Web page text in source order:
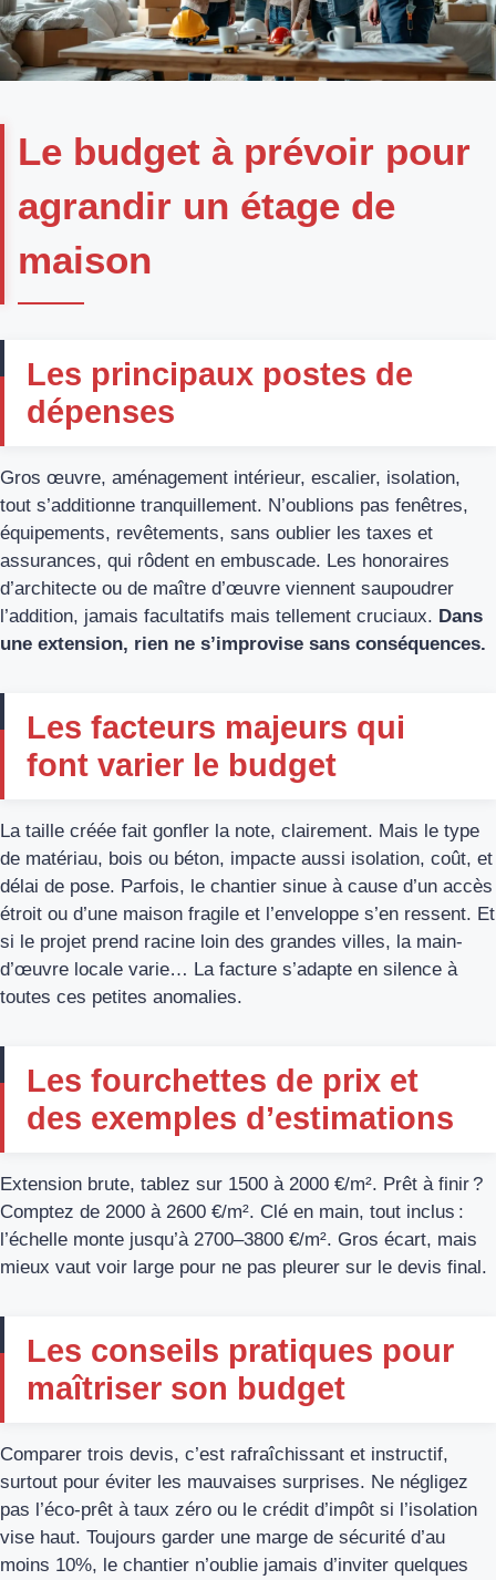
Le budget à prévoir pour
agrandir un étage de
maison
Les principaux postes de
dépenses
Gros œuvre, aménagement intérieur, escalier, isolation,
tout s’additionne tranquillement. N’oublions pas fenêtres,
équipements, revêtements, sans oublier les taxes et
assurances, qui rôdent en embuscade. Les honoraires
d’architecte ou de maître d’œuvre viennent saupoudrer
l’addition, jamais facultatifs mais tellement cruciaux. Dans
une extension, rien ne s’improvise sans conséquences.
Les facteurs majeurs qui
font varier le budget
La taille créée fait gonfler la note, clairement. Mais le type
de matériau, bois ou béton, impacte aussi isolation, coût, et
délai de pose. Parfois, le chantier sinue à cause d’un accès
étroit ou d’une maison fragile et l’enveloppe s’en ressent. Et
si le projet prend racine loin des grandes villes, la main-
d’œuvre locale varie… La facture s’adapte en silence à
toutes ces petites anomalies.
Les fourchettes de prix et
des exemples d’estimations
Extension brute, tablez sur 1500 à 2000 €/m². Prêt à finir ?
Comptez de 2000 à 2600 €/m². Clé en main, tout inclus :
l’échelle monte jusqu’à 2700–3800 €/m². Gros écart, mais
mieux vaut voir large pour ne pas pleurer sur le devis final.
Les conseils pratiques pour
maîtriser son budget
Comparer trois devis, c’est rafraîchissant et instructif,
surtout pour éviter les mauvaises surprises. Ne négligez
pas l’éco-prêt à taux zéro ou le crédit d’impôt si l’isolation
vise haut. Toujours garder une marge de sécurité d’au
moins 10%, le chantier n’oublie jamais d’inviter quelques